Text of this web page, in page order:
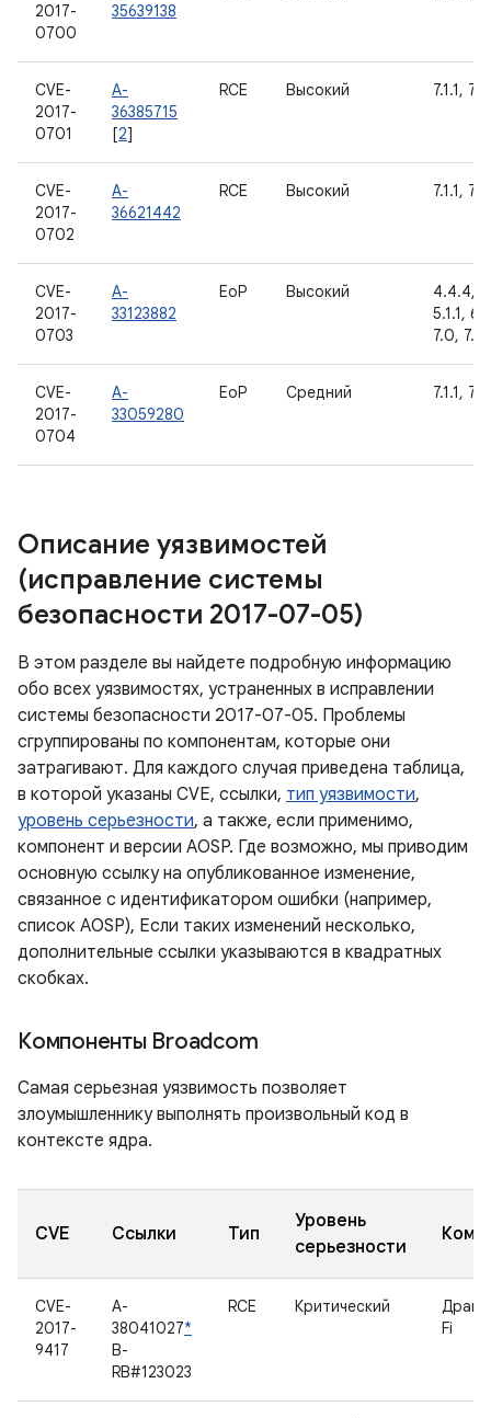
2017-
0700
35639138
CVE-
2017-
0701
A-
36385715
[2]
RCE Высокий 7.1.1,
CVE-
2017-
0702
A-
36621442
RCE Высокий 7.1.1,
CVE-
2017-
0703
A-
33123882
EoP Высокий
4.4.4,
5.1.1,
7.0,
CVE-
2017-
0704
A-
33059280
EoP Средний 7.1.1,
Описание уязвимостей
(исправление системы
безопасности 2017-07-05)
В этом разделе вы найдете подробную информацию
обо всех уязвимостях, устраненных в исправлении
системы безопасности 2017-07-05. Проблемы
сгруппированы по компонентам, которые они
затрагивают. Для каждого случая приведена таблица,
в которой указаны CVE, ссылки, тип уязвимости,
уровень серьезности, а также, если применимо,
компонент и версии AOSP. Где возможно, мы приводим
основную ссылку на опубликованное изменение,
связанное с идентификатором ошибки (например,
список AOSP), Если таких изменений несколько,
дополнительные ссылки указываются в квадратных
скобках.
Компоненты Broadcom
Самая серьезная уязвимость позволяет
злоумышленнику выполнять произвольный код в
контексте ядра.
CVE Ссылки Тип
Уровень
серьезности
CVE-
2017-
9417
A-
38041027*
B-
RB#123023
RCE Критический
Fi